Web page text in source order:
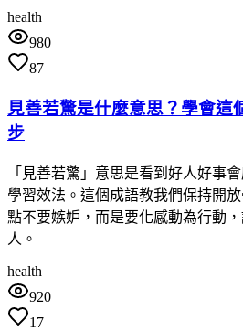
health
980
87
見善若驚是什麼意思？學會這
步
「見善若驚」意思是看到好人好事
學習效法。這個成語教我們保持開
點不要嫉妒，而是要化感動為行動
人。
health
920
17